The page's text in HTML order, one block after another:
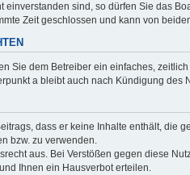
einverstanden sind, so dürfen Sie das
Zeit geschlossen und kann von
Sie dem Betreiber ein einfaches,
a bleibt auch nach Kündigung des
dass er keine Inhalte enthält, die
bzw. zu verwenden.
aus. Bei Verstößen gegen diese
Ihnen ein Hausverbot erteilen.